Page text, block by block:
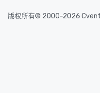
版权所有© 2000-2026